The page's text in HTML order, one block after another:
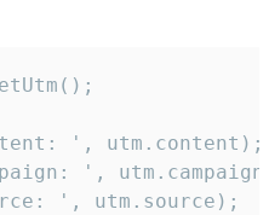
', utm.content);
',
', utm.source);